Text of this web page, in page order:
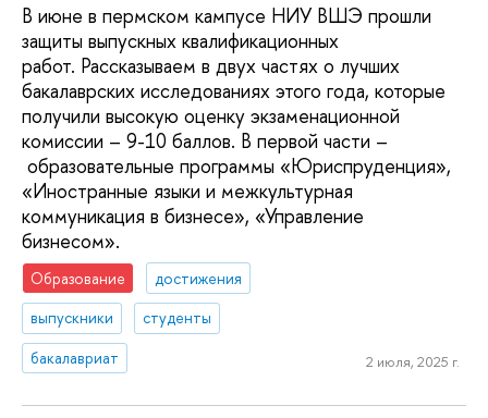
В июне в пермском кампусе НИУ ВШЭ прошли
защиты выпускных квалификационных
работ. Рассказываем в двух частях о лучших
бакалаврских исследованиях этого года, которые
получили высокую оценку экзаменационной
комиссии – 9-10 баллов. В первой части –
образовательные программы «Юриспруденция»,
«Иностранные языки и межкультурная
коммуникация в бизнесе», «Управление
бизнесом».
Образование
достижения
выпускники
студенты
бакалавриат
2 июля, 2025 г.